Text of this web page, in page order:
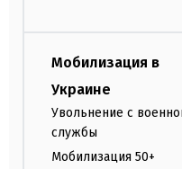
Мобилизация в
Украине
Увольнение с
службы
Мобилизация 50+